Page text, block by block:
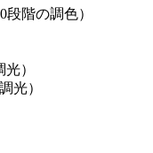
階の調色）
）
光）